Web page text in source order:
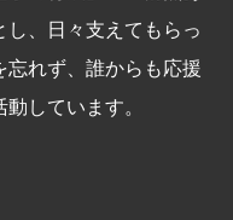
、日々支えてもらっ
れず、誰からも応援
しています。